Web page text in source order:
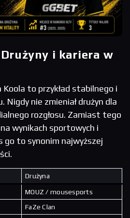
i kariera w
Koola to przykład stabilnego i
Nigdy nie zmieniał drużyn dla
rozgłosu. Zamiast tego
wynikach sportowych i
go to synonim najwyższej
Drużyna
MOUZ / mousesports
FaZe Clan